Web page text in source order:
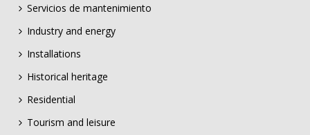
Servicios de mantenimiento
Industry and energy
Installations
Historical heritage
Residential
Tourism and leisure